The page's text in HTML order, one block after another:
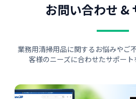
お問い合わせ &
業務用清掃用品に関するお悩みやご
客様のニーズに合わせたサポート